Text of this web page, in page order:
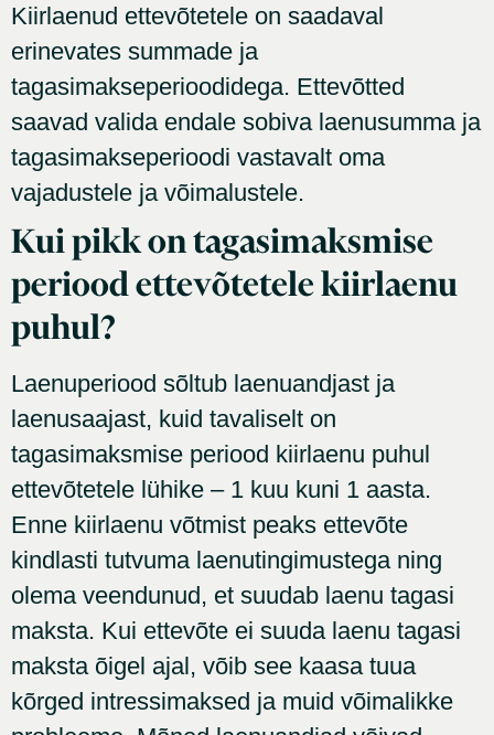
Kiirlaenud ettevõtetele on saadaval
erinevates summade ja
tagasimakseperioodidega. Ettevõtted
saavad valida endale sobiva laenusumma ja
tagasimakseperioodi vastavalt oma
vajadustele ja võimalustele.
Kui pikk on tagasimaksmise
periood ettevõtetele kiirlaenu
puhul?
Laenuperiood sõltub laenuandjast ja
laenusaajast, kuid tavaliselt on
tagasimaksmise periood kiirlaenu puhul
ettevõtetele lühike – 1 kuu kuni 1 aasta.
Enne kiirlaenu võtmist peaks ettevõte
kindlasti tutvuma laenutingimustega ning
olema veendunud, et suudab laenu tagasi
maksta. Kui ettevõte ei suuda laenu tagasi
maksta õigel ajal, võib see kaasa tuua
kõrged intressimaksed ja muid võimalikke